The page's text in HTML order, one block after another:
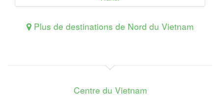
Plus de destinations de Nord du Vietnam
Centre du Vietnam